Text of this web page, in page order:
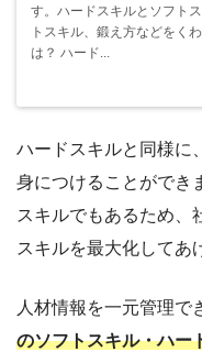
す。ハードスキルとソフト
トスキル、鍛え方などをく
は？ ハード...
ハードスキルと同様に
身につけることができ
スキルでもあるため、
スキルを最大化してあ
人材情報を一元管理で
のソフトスキル・ハー